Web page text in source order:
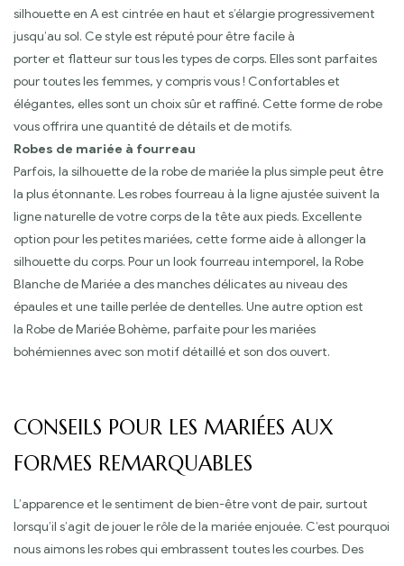
silhouette en A est cintrée en haut et s’élargie progressivement
jusqu’au sol. Ce style est réputé pour être facile à
porter et flatteur sur tous les types de corps. Elles sont parfaites
pour toutes les femmes, y compris vous ! Confortables et
élégantes, elles sont un choix sûr et raffiné. Cette forme de robe
vous offrira une quantité de détails et de motifs.
Robes de mariée à fourreau
Parfois, la silhouette de la robe de mariée la plus simple peut être
la plus étonnante. Les robes fourreau à la ligne ajustée suivent la
ligne naturelle de votre corps de la tête aux pieds. Excellente
option pour les petites mariées, cette forme aide à allonger la
silhouette du corps. Pour un look fourreau intemporel, la Robe
Blanche de Mariée a des manches délicates au niveau des
épaules et une taille perlée de dentelles. Une autre option est
la Robe de Mariée Bohème, parfaite pour les mariées
bohémiennes avec son motif détaillé et son dos ouvert.
CONSEILS POUR LES MARIÉES AUX
FORMES REMARQUABLES
L’apparence et le sentiment de bien-être vont de pair, surtout
lorsqu’il s’agit de jouer le rôle de la mariée enjouée. C’est pourquoi
nous aimons les robes qui embrassent toutes les courbes. Des